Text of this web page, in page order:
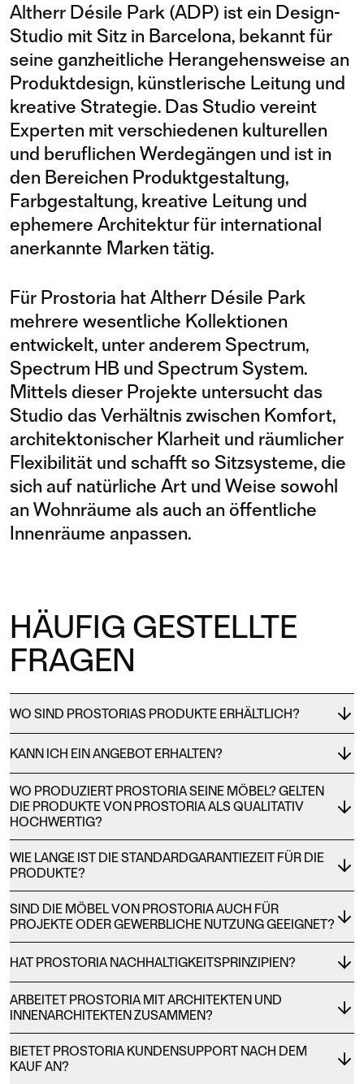
Altherr Désile Park (ADP) ist ein Design-
Studio mit Sitz in Barcelona, bekannt für
seine ganzheitliche Herangehensweise an
Produktdesign, künstlerische Leitung und
kreative Strategie. Das Studio vereint
Experten mit verschiedenen kulturellen
und beruflichen Werdegängen und ist in
den Bereichen Produktgestaltung,
Farbgestaltung, kreative Leitung und
ephemere Architektur für international
anerkannte Marken tätig.
Für Prostoria hat Altherr Désile Park
mehrere wesentliche Kollektionen
entwickelt, unter anderem Spectrum,
Spectrum HB und Spectrum System.
Mittels dieser Projekte untersucht das
Studio das Verhältnis zwischen Komfort,
architektonischer Klarheit und räumlicher
Flexibilität und schafft so Sitzsysteme, die
sich auf natürliche Art und Weise sowohl
an Wohnräume als auch an öffentliche
Innenräume anpassen.
HÄUFIG GESTELLTE
FRAGEN
WO SIND PROSTORIAS PRODUKTE ERHÄLTLICH?
KANN ICH EIN ANGEBOT ERHALTEN?
WO PRODUZIERT PROSTORIA SEINE MÖBEL? GELTEN
DIE PRODUKTE VON PROSTORIA ALS QUALITATIV
HOCHWERTIG?
WIE LANGE IST DIE STANDARDGARANTIEZEIT FÜR DIE
PRODUKTE?
SIND DIE MÖBEL VON PROSTORIA AUCH FÜR
PROJEKTE ODER GEWERBLICHE NUTZUNG GEEIGNET?
HAT PROSTORIA NACHHALTIGKEITSPRINZIPIEN?
ARBEITET PROSTORIA MIT ARCHITEKTEN UND
INNENARCHITEKTEN ZUSAMMEN?
BIETET PROSTORIA KUNDENSUPPORT NACH DEM
KAUF AN?